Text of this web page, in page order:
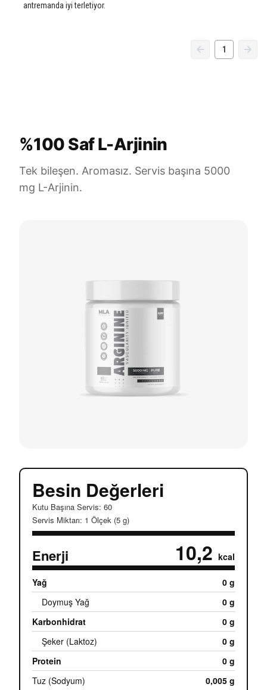
antremanda iyi terletiyor.
1
%100 Saf L-Arjinin
Tek bileşen. Aromasız. Servis başına 5000
mg L-Arjinin.
Besin Değerleri
Kutu Başına Servis: 60
Servis Miktarı: 1 Ölçek (5 g)
Enerji 10,2 kcal
Yağ
0 g
Doymuş Yağ
0 g
Karbonhidrat
0 g
Şeker (Laktoz)
0 g
Protein
0 g
Tuz (Sodyum)
0,005 g